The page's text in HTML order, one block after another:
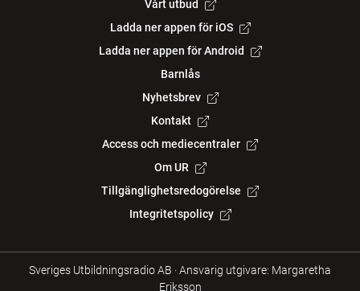
Vårt utbud
Ladda ner appen för iOS
Ladda ner appen för Android
Barnlås
Nyhetsbrev
Kontakt
Access och mediecentraler
Om UR
Tillgänglighetsredogörelse
Integritetspolicy
Sveriges Utbildningsradio AB ·Ansvarig utgivare: Margaretha
Eriksson